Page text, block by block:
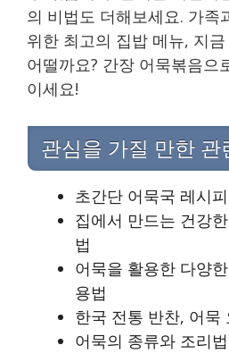
의 비법도 더해보세요. 가족
위한 최고의 집밥 메뉴, 지
어떨까요? 간장 어묵볶음으
이세요!
관심을 가질 만한 관
초간단 어묵국 레시
집에서 만드는 건강
법
어묵을 활용한 다양
용법
한국 전통 반찬, 어묵
어묵의 종류와 조리